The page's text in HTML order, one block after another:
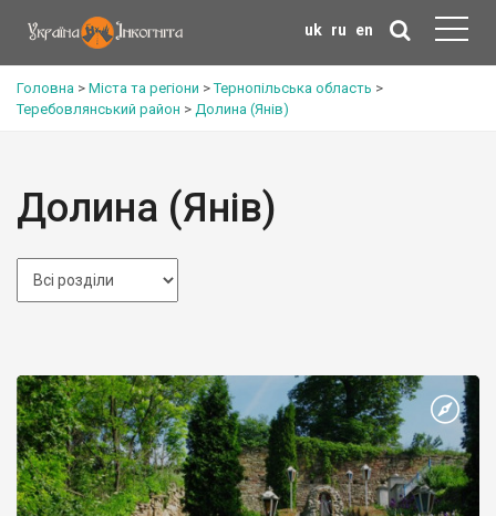
uk ru en
Головна > Міста та регіони >Тернопільська область >
Теребовлянський район > Долина (Янів)
Долина (Янів)